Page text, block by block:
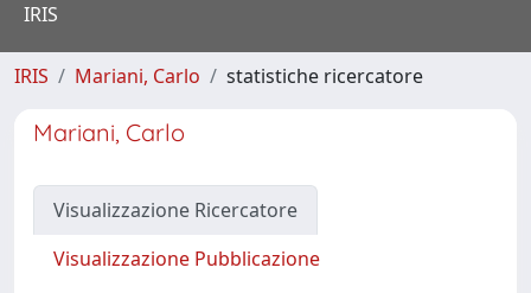
IRIS
IRIS Mariani, Carlo statistiche ricercatore
Mariani, Carlo
Visualizzazione Ricercatore
Visualizzazione Pubblicazione